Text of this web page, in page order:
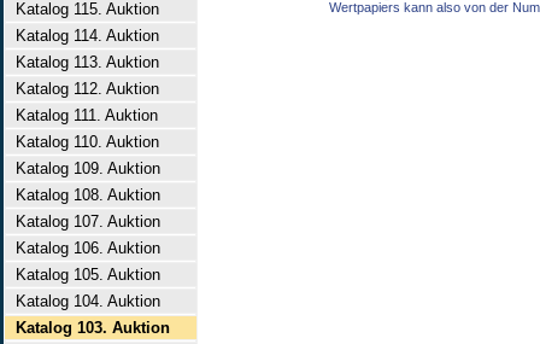
Katalog 115. Auktion
Katalog 114. Auktion
Katalog 113. Auktion
Katalog 112. Auktion
Katalog 111. Auktion
Katalog 110. Auktion
Katalog 109. Auktion
Katalog 108. Auktion
Katalog 107. Auktion
Katalog 106. Auktion
Katalog 105. Auktion
Katalog 104. Auktion
Katalog 103. Auktion
Wertpapiers kann also von der